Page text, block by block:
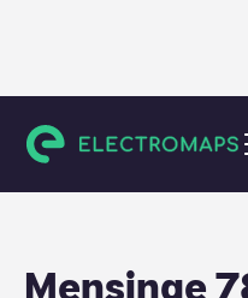
Amsterdam
Mensinge